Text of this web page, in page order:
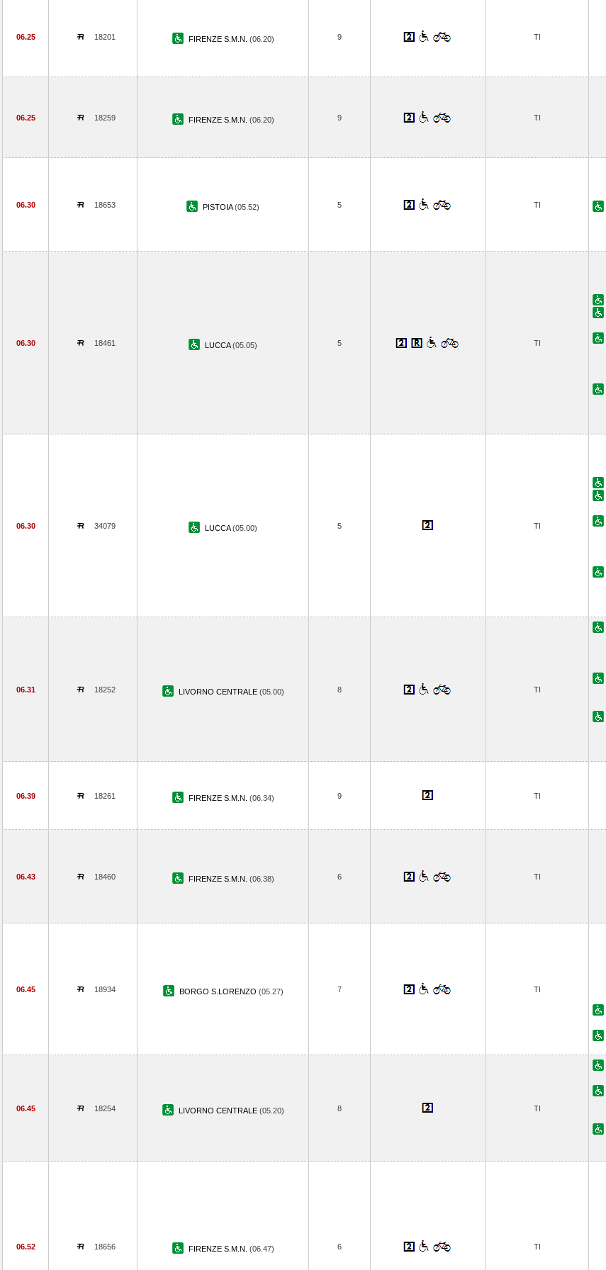
06.25 18201 FIRENZE S.M.N. (06.20) 9 TI
06.25 18259 FIRENZE S.M.N. (06.20) 9 TI
06.30 18653 PISTOIA(05.52) 5 TI
06.30 18461 LUCCA(05.05) 5 TI
06.30 34079 LUCCA(05.00) 5 TI
06.31 18252 LIVORNO CENTRALE (05.00) 8 TI
06.39 18261 FIRENZE S.M.N. (06.34) 9 TI
06.43 18460 FIRENZE S.M.N. (06.38) 6 TI
06.45 18934 BORGO S.LORENZO (05.27) 7 TI
06.45 18254 LIVORNO CENTRALE (05.20) 8 TI
06.52 18656 FIRENZE S.M.N. (06.47) 6 TI